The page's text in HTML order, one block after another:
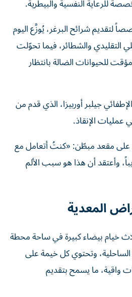
للرعاية النفسية والبيطرية.
لتقديم شرائح البرغر، يُوزَّع اليوم
التقليدي والشطائر، فيما تحوّلت
للحيوانات الضالة بانتظار
جيلبر أوربيزا، الذي قدم من
عمليات الإنقاذ.
على مقعد مبطّن: «كنتُ أتعامل مع
وأعتقد أن هذا هو سبب الألم
المعدية
خيام بيضاء كبيرة في ساحة محطة
الساحلية، وتحتوي كل خيمة على
ما يسمح بتقديم